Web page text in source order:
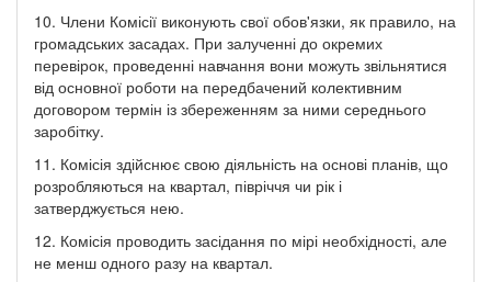
10. Члени Комісії виконують свої обов'язки, як правило, на
громадських засадах. При залученні до окремих
перевірок, проведенні навчання вони можуть звільнятися
від основної роботи на передбачений колективним
договором термін із збереженням за ними середнього
заробітку.
11. Комісія здійснює свою діяльність на основі планів, що
розробляються на квартал, півріччя чи рік і
затверджується нею.
12. Комісія проводить засідання по мірі необхідності, але
не менш одного разу на квартал.